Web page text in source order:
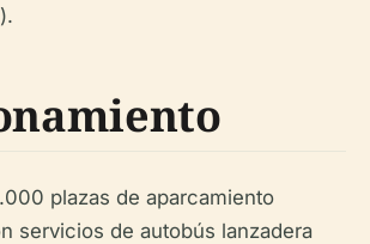
plazas de aparcamiento
servicios de autobús lanzadera